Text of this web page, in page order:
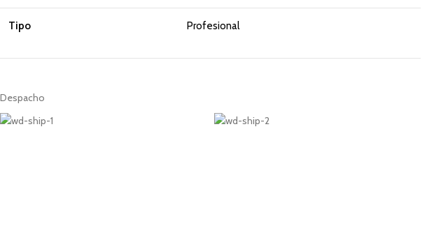
Tipo Profesional
Despacho